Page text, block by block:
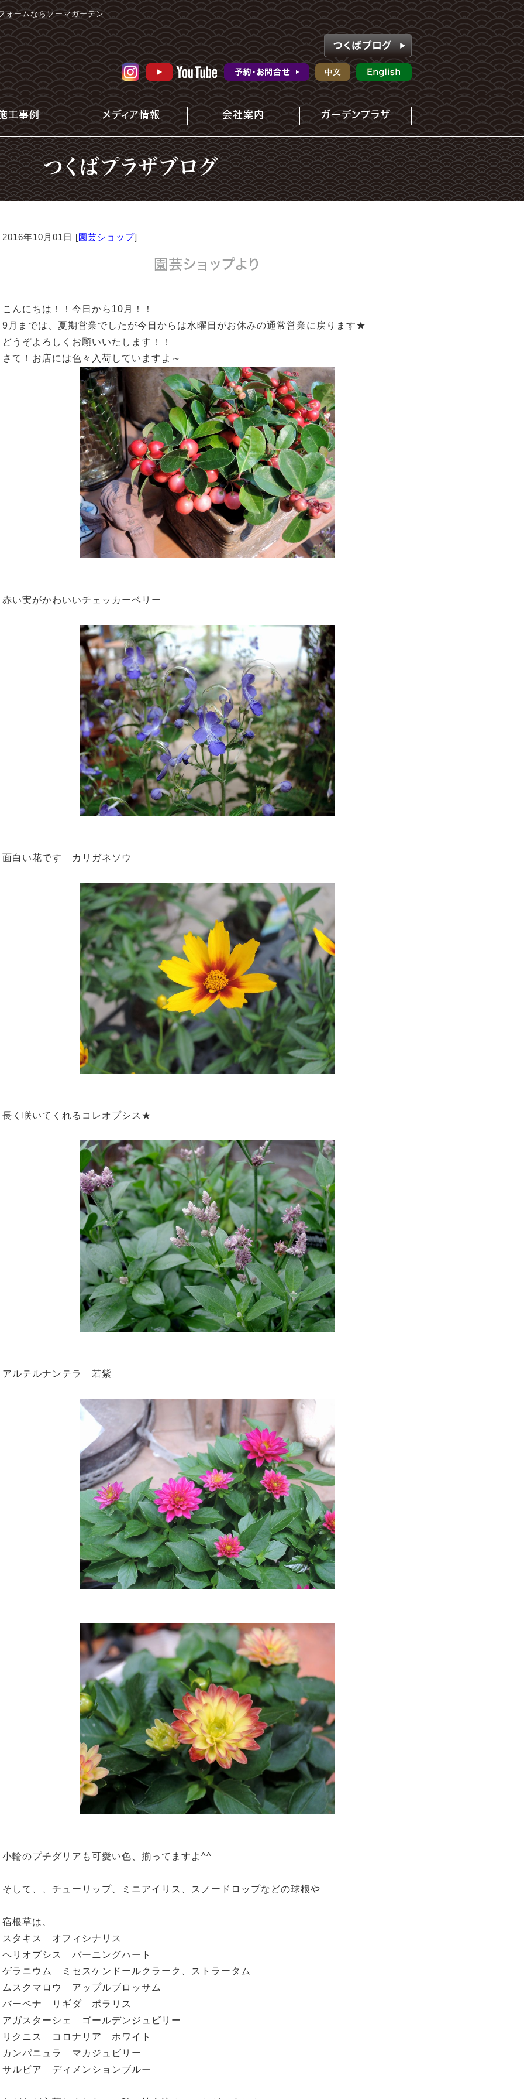
ォームならソーマガーデン
工事例 メディア情報 会社案内 ガーデンプラザ
つくばプラザブログ
2016年10月01日 [園芸ショップ]
園芸ショップより
こんにちは！！今日から10月！！
9月までは、夏期営業でしたが今日からは水曜日がお休みの通常営業に戻ります★
どうぞよろしくお願いいたします！！
さて！お店には色々入荷していますよ～
赤い実がかわいいチェッカーベリー
面白い花です カリガネソウ
長く咲いてくれるコレオプシス★
アルテルナンテラ 若紫
小輪のプチダリアも可愛い色、揃ってますよ^^
そして、、チューリップ、ミニアイリス、スノードロップなどの球根や
宿根草は、
スタキス オフィシナリス
ヘリオプシス バーニングハート
ゲラニウム ミセスケンドールクラーク、ストラータム
ムスクマロウ アップルブロッサム
バーベナ リギダ ポラリス
アガスターシェ ゴールデンジュビリー
リクニス コロナリア ホワイト
カンパニュラ マカジュビリー
サルビア ディメンションブルー